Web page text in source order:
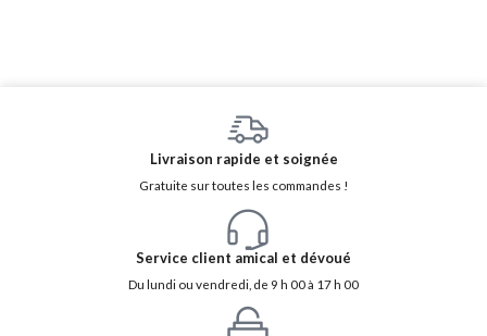
Livraison rapide et soignée
Gratuite sur toutes les commandes !
Service client amical et dévoué
Du lundi ou vendredi, de 9 h 00 à 17 h 00